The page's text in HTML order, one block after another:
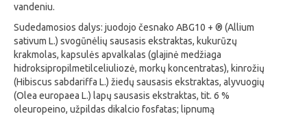
vandeniu.
Sudedamosios dalys: juodojo česnako ABG10 + ® (Allium
sativum L.) svogūnėlių sausasis ekstraktas, kukurūzų
krakmolas, kapsulės apvalkalas (glajinė medžiaga
hidroksipropilmetilceliuliozė, morkų koncentratas), kinrožių
(Hibiscus sabdariffa L.) žiedų sausasis ekstraktas, alyvuogių
(Olea europaea L.) lapų sausasis ekstraktas, tit. 6 %
oleuropeino, užpildas dikalcio fosfatas; lipnumą